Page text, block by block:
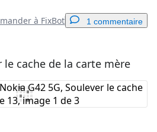
à FixBot 1 commentaire
un commentaire
le cache de la carte mère